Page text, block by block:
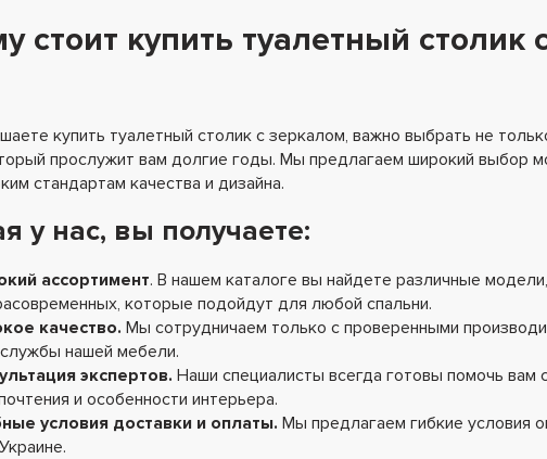
стоит купить туалетный столик
купить туалетный столик с зеркалом, важно выбрать не
прослужит вам долгие годы. Мы предлагаем широкий выбор
стандартам качества и дизайна.
у нас, вы получаете:
ассортимент. В нашем каталоге вы найдете различные
которые подойдут для любой спальни.
качество. Мы сотрудничаем только с проверенными
нашей мебели.
экспертов. Наши специалисты всегда готовы помочь вам
и особенности интерьера.
условия доставки и оплаты. Мы предлагаем гибкие условия